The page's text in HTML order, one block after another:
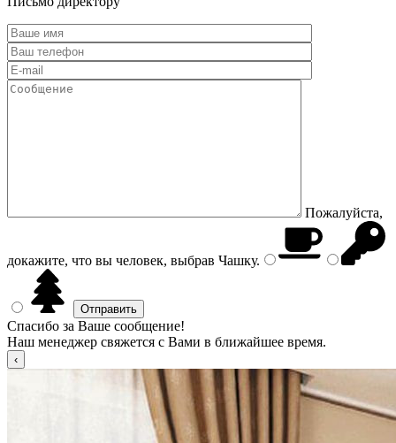
Пожалуйста,
докажите, что вы человек, выбрав Чашку.
Спасибо за Ваше сообщение!
Наш менеджер свяжется с Вами в ближайшее время.